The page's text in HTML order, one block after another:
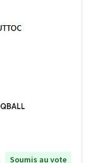
Soumis au vote